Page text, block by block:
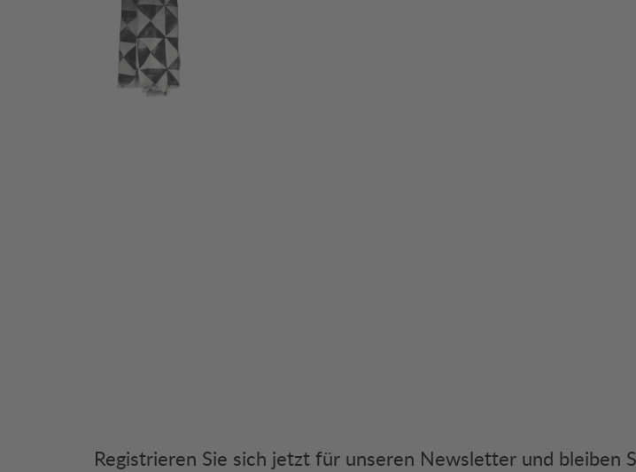
Registrieren Sie sich jetzt für unseren Newsletter und bleiben